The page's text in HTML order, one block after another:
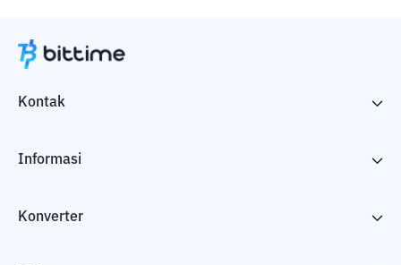
Kontak
Informasi
Konverter